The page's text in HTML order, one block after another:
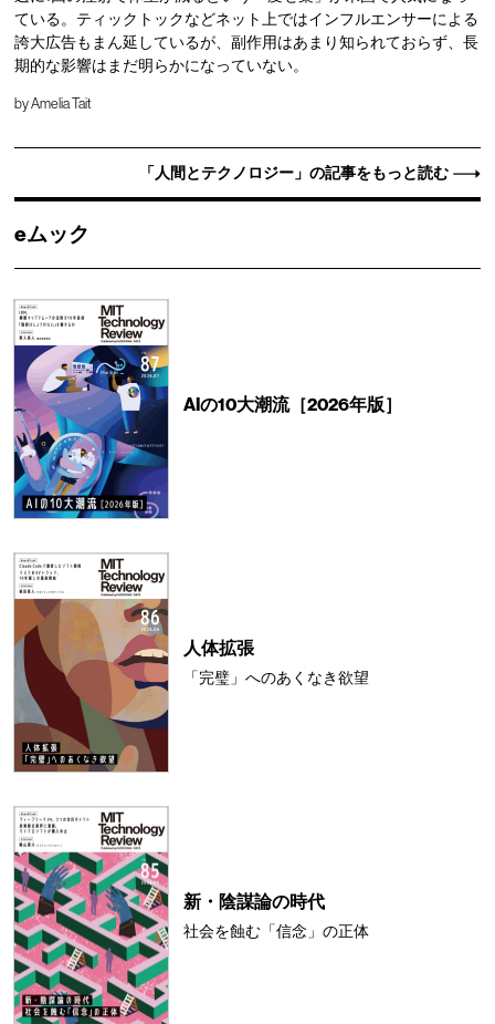
ている。ティックトックなどネット上ではインフルエンサーによる
誇大広告もまん延しているが、副作用はあまり知られておらず、長
期的な影響はまだ明らかになっていない。
byAmelia Tait
「人間とテクノロジー」の記事をもっと読む
eムック
AIの10大潮流［2026年版］
人体拡張
「完璧」へのあくなき欲望
新・陰謀論の時代
社会を蝕む「信念」の正体